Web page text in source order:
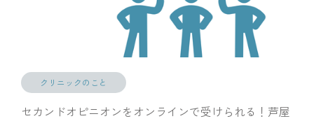
クリニックのこと
セカンドオピニオンをオンラインで受けられる！芦屋